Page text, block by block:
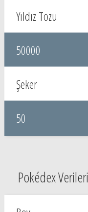
Yıldız Tozu
50000
Şeker
50
Pokédex Verileri